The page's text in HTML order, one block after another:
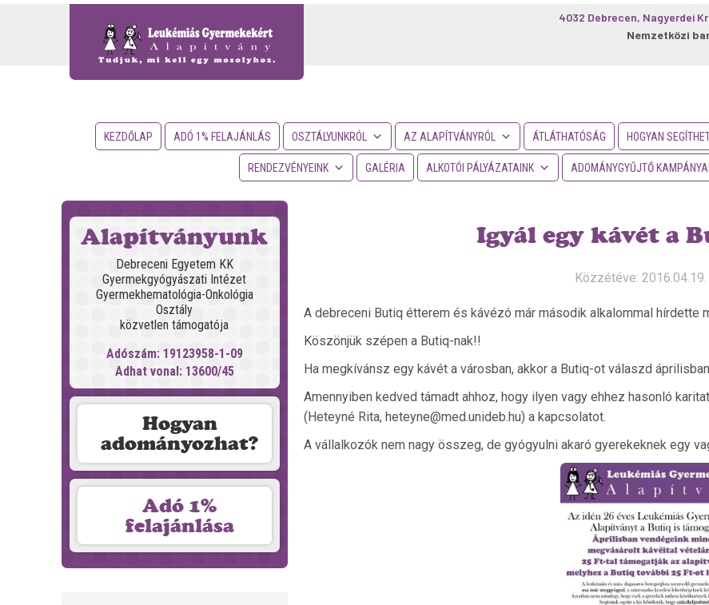
4032 Debrecen, Nagyerdei
Nemzetközi
KEZDŐLAP ADÓ 1% FELAJÁNLÁS OSZTÁLYUNKRÓL AZ ALAPÍTVÁNYRÓL ÁTLÁTHATÓSÁG HOGYAN
RENDEZVÉNYEINK GALÉRIA ALKOTÓI PÁLYÁZATAINK ADOMÁNYGYŰJTŐ
Alapítványunk
Debreceni Egyetem KK
Gyermekgyógyászati Intézet
Gyermekhematológia-Onkológia
Osztály
közvetlen támogatója
Adószám: 19123958-1-09
Adhat vonal: 13600/45
Hogyan
adományozhat?
Adó 1%
felajánlása
Igyál egy kávét a
Közzétéve: 2016.04.19.
A debreceni Butiq étterem és kávézó már második alkalommal hírdette
Köszönjük szépen a Butiq-nak!!
Ha megkívánsz egy kávét a városban, akkor a Butiq-ot válaszd
Amennyiben kedved támadt ahhoz, hogy ilyen vagy ehhez hasonló
(Heteyné Rita, heteyne@med.unideb.hu) a kapcsolatot.
A vállalkozók nem nagy összeg, de gyógyulni akaró gyerekeknek egy